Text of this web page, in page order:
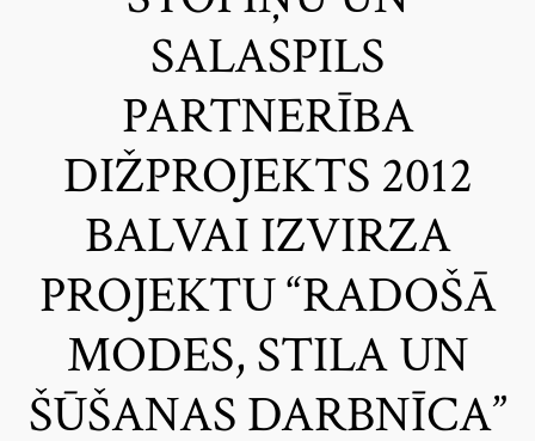
SALASPILS
PARTNERĪBA
DIŽPROJEKTS 2012
BALVAI IZVIRZA
PROJEKTU “RADOŠĀ
MODES, STILA UN
ŠŪŠANAS DARBNĪCA”